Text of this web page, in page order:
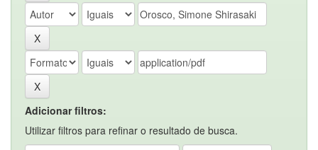
Adicionar filtros:
Utilizar filtros para refinar o resultado de busca.